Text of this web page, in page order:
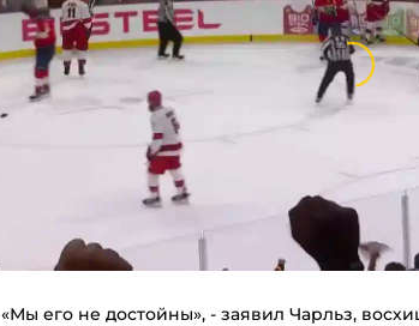
«Мы его не достойны», - заявил Чарльз,